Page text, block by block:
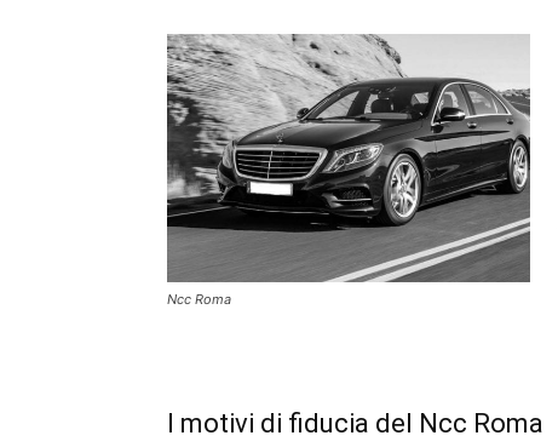
Ncc Roma
I motivi di fiducia del Ncc Roma